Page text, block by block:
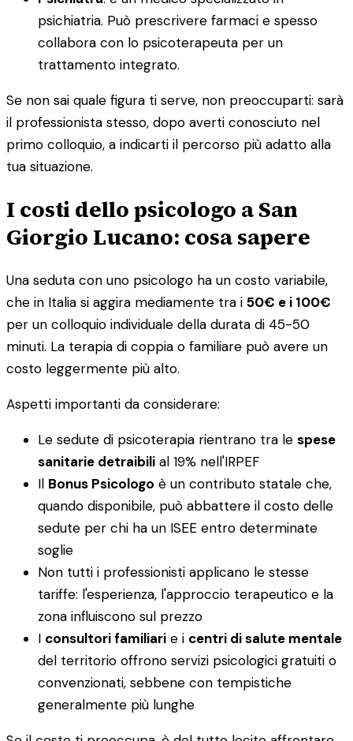
psichiatria. Può prescrivere farmaci e spesso
collabora con lo psicoterapeuta per un
trattamento integrato.
Se non sai quale figura ti serve, non preoccuparti: sarà
il professionista stesso, dopo averti conosciuto nel
primo colloquio, a indicarti il percorso più adatto alla
tua situazione.
I costi dello psicologo a San
Giorgio Lucano: cosa sapere
Una seduta con uno psicologo ha un costo variabile,
che in Italia si aggira mediamente tra i 50€ e i 100€
per un colloquio individuale della durata di 45-50
minuti. La terapia di coppia o familiare può avere un
costo leggermente più alto.
Aspetti importanti da considerare:
Le sedute di psicoterapia rientrano tra le spese
sanitarie detraibili al 19% nell'IRPEF
Il Bonus Psicologo è un contributo statale che,
quando disponibile, può abbattere il costo delle
sedute per chi ha un ISEE entro determinate
soglie
Non tutti i professionisti applicano le stesse
tariffe: l'esperienza, l'approccio terapeutico e la
zona influiscono sul prezzo
I consultori familiari e i centri di salute mentale
del territorio offrono servizi psicologici gratuiti o
convenzionati, sebbene con tempistiche
generalmente più lunghe